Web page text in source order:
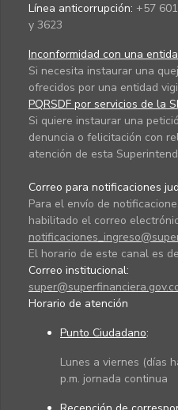
Línea anticorrupción: +57
y 3623
Inconformidad con una
Si necesita instaurar una
ofrecidos por una entidad
PQRSDF por servicios de la
Si quiere instaurar una
denuncia o felicitación con
atención de esta
Correo para notificaciones
Para el envío de
habilitado el correo
El horario de este canal es
Correo institucional:
Horario de atención
Punto Ciudadano:
Lunes a viernes (días
p.m. jornada continua